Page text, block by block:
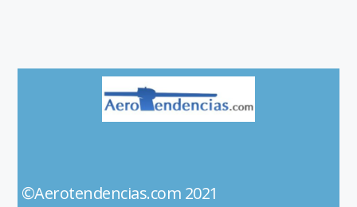
©Aerotendencias.com 2021